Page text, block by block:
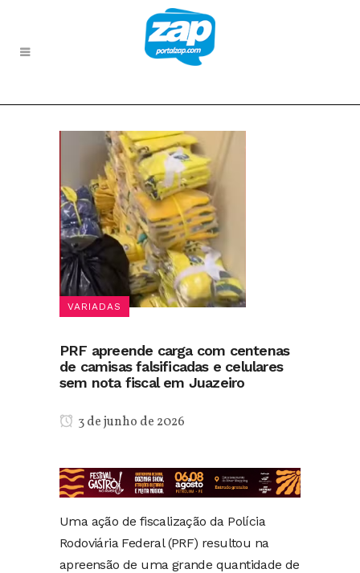
VARIADAS
PRF apreende carga com centenas
de camisas falsificadas e celulares
sem nota fiscal em Juazeiro
3 de junho de 2026
Uma ação de fiscalização da Polícia
Rodoviária Federal (PRF) resultou na
apreensão de uma grande quantidade de